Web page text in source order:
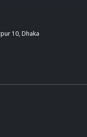
10, Dhaka